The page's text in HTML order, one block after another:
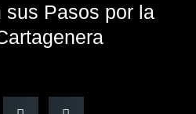
sus Pasos por la